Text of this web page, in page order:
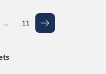
… 11 Suivant